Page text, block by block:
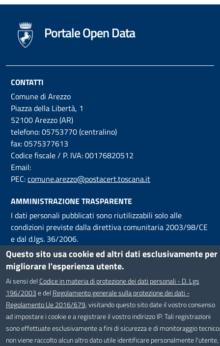
Portale Open Data
CONTATTI
Comune di Arezzo
Piazza della Libertà, 1
52100 Arezzo (AR)
telefono: 05753770 (centralino)
fax: 0575377613
Codice fiscale / P. IVA: 00176820512
Email:
PEC:comune.arezzo@postacert.toscana.it
AMMINISTRAZIONE TRASPARENTE
I dati personali pubblicati sono riutilizzabili solo alle
condizioni previste dalla direttiva comunitaria 2003/98/CE
e dal d.lgs. 36/2006.
HELPDESK
Segnalazioni di malfunzionamenti del SIT possono essere
inviativia email al servizio Helpdesk, attivo dal Lunedì al
Venerdì, dalle ore 9 alle ore 18.
Small
Useful links section
Questo sito usa cookie ed altri dati esclusivamente per
migliorare l'esperienza utente.
Ai sensi del Codice in materia di protezione dei dati personali - D. Lgs
196/2003e del Regolamento generale sulla protezione dei dati -
Regolamento Ue 2016/679, visitando questo sito date il vostro consenso
ad impostare i cookie e a registrare il vostro indirizzo IP. Tali registrazioni
sono effettuate esclusivamente a fini di sicurezza e di monitoraggio tecnico:
non viene raccolto alcun altro dato utile identificare personalmente l'utente,